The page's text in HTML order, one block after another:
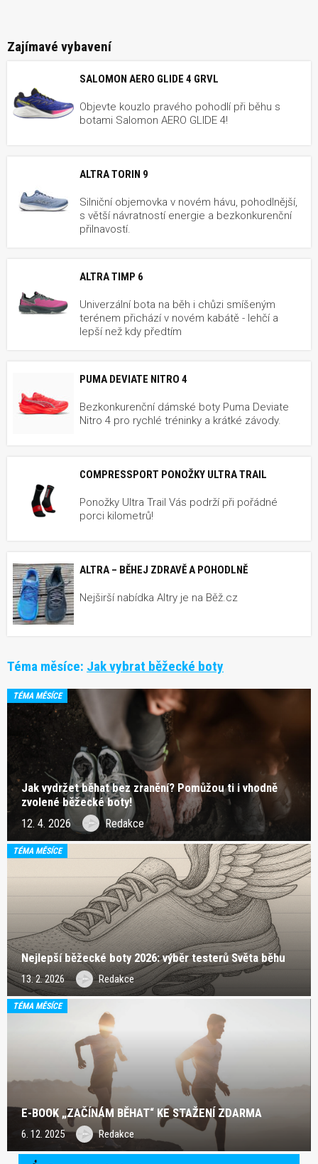
Zajímavé vybavení
SALOMON AERO GLIDE 4 GRVL
Objevte kouzlo pravého pohodlí při běhu s
botami Salomon AERO GLIDE 4!
ALTRA TORIN 9
Silniční objemovka v novém hávu, pohodlnější,
s větší návratností energie a bezkonkurenční
přilnavostí.
ALTRA TIMP 6
Univerzální bota na běh i chůzi smíšeným
terénem přichází v novém kabátě - lehčí a
lepší než kdy předtím
PUMA DEVIATE NITRO 4
Bezkonkurenční dámské boty Puma Deviate
Nitro 4 pro rychlé tréninky a krátké závody.
COMPRESSPORT PONOŽKY ULTRA TRAIL
Ponožky Ultra Trail Vás podrží při pořádné
porci kilometrů!
ALTRA – BĚHEJ ZDRAVĚ A POHODLNĚ
Nejširší nabídka Altry je na Běž.cz
Téma měsíce: Jak vybrat běžecké boty
TÉMA MĚSÍCE
Jak vydržet běhat bez zranění? Pomůžou ti i vhodně
zvolené běžecké boty!
12. 4. 2026 Redakce
TÉMA MĚSÍCE
Nejlepší běžecké boty 2026: výběr testerů Světa běhu
13. 2. 2026 Redakce
TÉMA MĚSÍCE
E-BOOK „ZAČÍNÁM BĚHAT“ KE STAŽENÍ ZDARMA
6. 12. 2025 Redakce